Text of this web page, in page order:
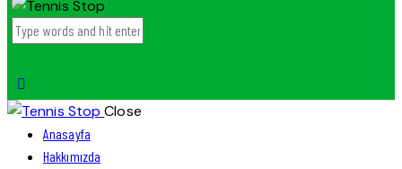
Close
Anasayfa
Hakkımızda